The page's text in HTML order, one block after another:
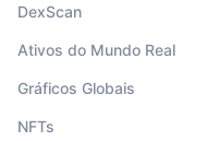
DexScan
Ativos do Mundo Real
Gráficos Globais
NFTs